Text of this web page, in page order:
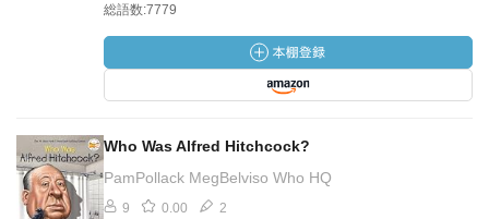
総語数:7779
Who Was Alfred Hitchcock?
PamPollack MegBelviso Who HQ
9 0.00 2